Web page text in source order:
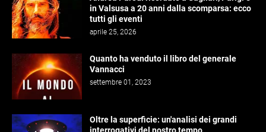
in Valsusa a 20 anni dalla scomparsa: ecco
tutti gli eventi
aprile 25, 2026
Quanto ha venduto il libro del generale
Vannacci
settembre 01, 2023
Oltre la superficie: un'analisi dei grandi